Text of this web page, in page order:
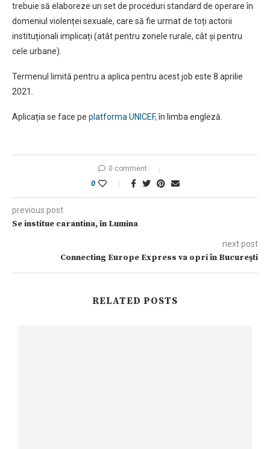
trebuie să elaboreze un set de proceduri standard de operare în
domeniul violenței sexuale, care să fie urmat de toți actorii
instituționali implicați (atât pentru zonele rurale, cât și pentru
cele urbane).
Termenul limită pentru a aplica pentru acest job este 8 aprilie
2021.
Aplicația se face pe platforma UNICEF, în limba engleză.
0 comment
0
previous post
Se institue carantina, în Lumina
next post
Connecting Europe Express va opri în Bucureşti
RELATED POSTS